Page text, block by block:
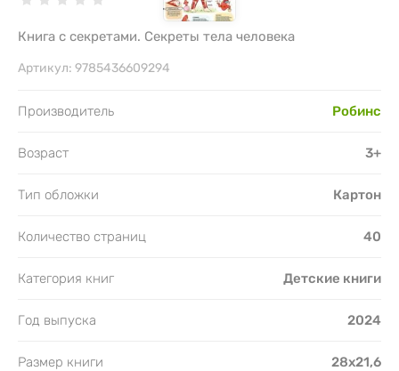
Книга с секретами. Секреты тела человека
Артикул: 9785436609294
Производитель Робинс
Возраст 3+
Тип обложки Картон
Количество страниц 40
Категория книг Детские книги
Год выпуска 2024
Размер книги 28х21,6